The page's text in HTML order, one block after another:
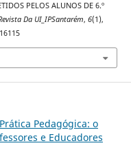
PELOS ALUNOS DE 6.º
Da UI_IPSantarém, 6(1),
Pedagógica: o
e Educadores